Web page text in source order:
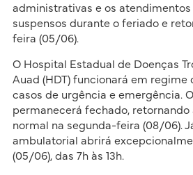
administrativas e os
suspensos durante o feriado e
feira (05/06).
O Hospital Estadual de Doenças
Auad (HDT) funcionará em regime
casos de urgência e emergência.
permanecerá fechado,
normal na segunda-feira (08/06).
ambulatorial abrirá
(05/06), das 7h às 13h.